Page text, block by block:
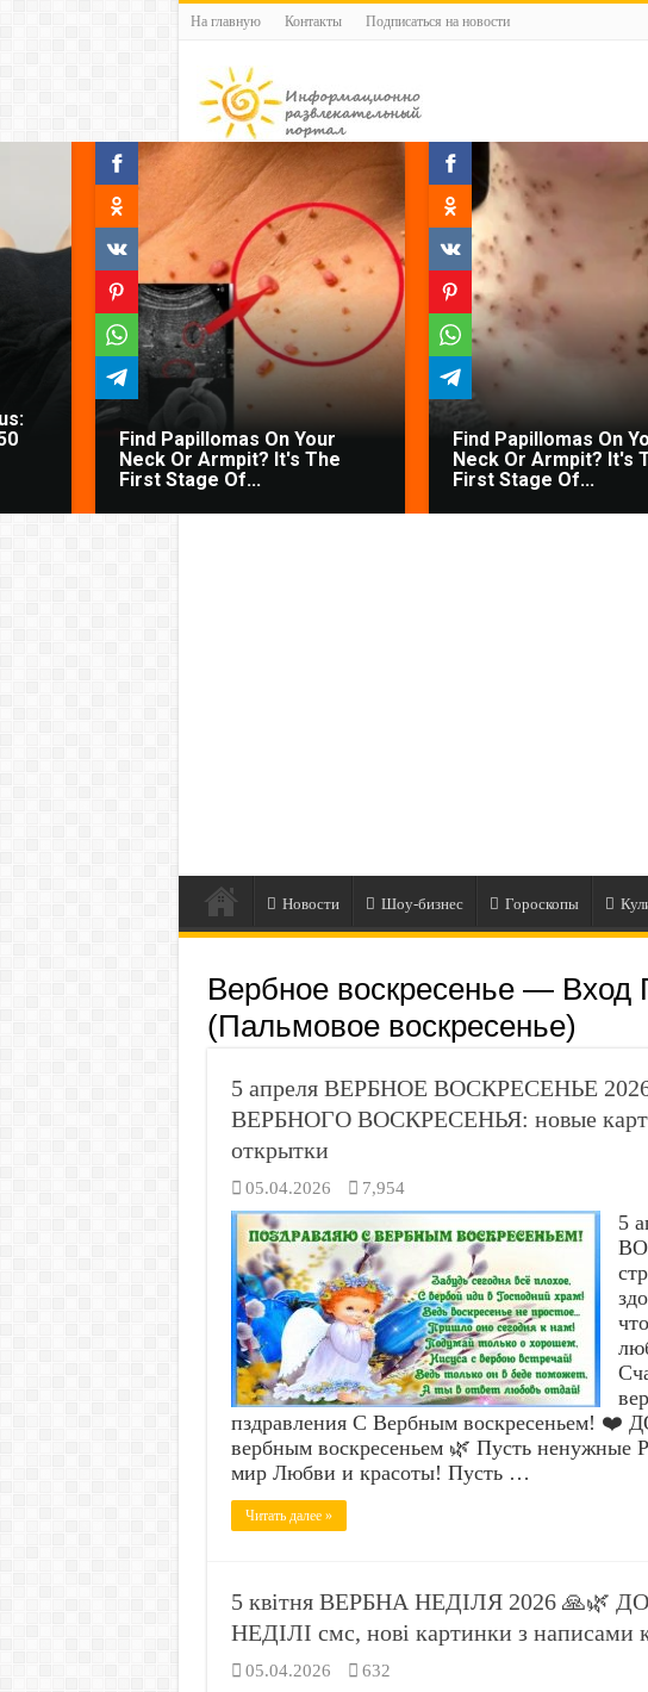
На главную Контакты Подписаться на новости
Find Papillomas On Your
Neck Or Armpit? It's The
First Stage Of...
Find Papillomas On
Neck Or Armpit? It's
First Stage Of...
Новости Шоу-бизнес Гороскопы
Вербное воскресенье — Вход
(Пальмовое воскресенье)
5 апреля ВЕРБНОЕ ВОСКРЕСЕНЬЕ
ВЕРБНОГО ВОСКРЕСЕНЬЯ: новые
открытки
05.04.2026 7,954
5
пздравления С Вербным воскресеньем!
вербным воскресеньем 🌿 Пусть ненужные
мир Любви и красоты! Пусть …
Читать далее »
5 квітня ВЕРБНА НЕДІЛЯ 2026 🙏🌿
НЕДІЛІ смс, нові картинки з написами
05.04.2026 632